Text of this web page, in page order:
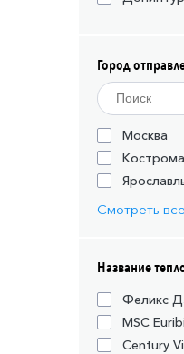
Город
Москва
Кострома
Смотреть все
Название
Феликс
MSC
Century